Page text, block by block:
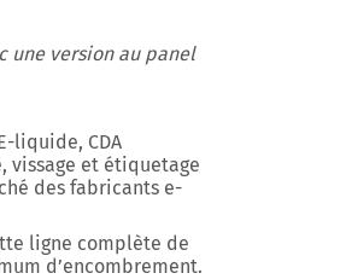
une version au panel
liquide, CDA
vissage et étiquetage
des fabricants e-
ligne complète de
d’encombrement.